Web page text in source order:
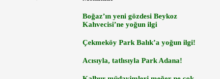
Boğaz’ın yeni gözdesi Beykoz
Kahvecisi’ne yoğun ilgi
Çekmeköy Park Balık’a yoğun ilgi!
Acısıyla, tatlısıyla Park Adana!